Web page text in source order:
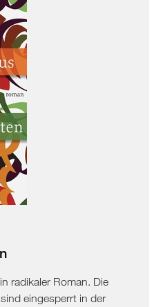
radikaler Roman. Die
eingesperrt in der